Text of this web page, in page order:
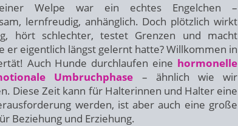
Welpe war ein echtes Engelchen –
lernfreudig, anhänglich. Doch plötzlich wirkt
hört schlechter, testet Grenzen und macht
er eigentlich längst gelernt hatte? Willkommen in
Auch Hunde durchlaufen eine hormonelle
Umbruchphase – ähnlich wie wir
Diese Zeit kann für Halterinnen und Halter eine
werden, ist aber auch eine große
Beziehung und Erziehung.